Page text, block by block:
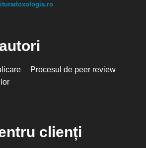
Procesul de peer review
clienți